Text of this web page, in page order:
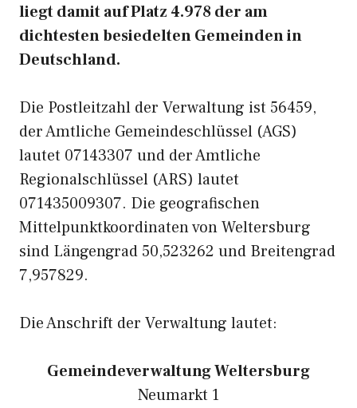
liegt damit auf Platz 4.978 der am
dichtesten besiedelten Gemeinden in
Deutschland.
Die Postleitzahl der Verwaltung ist 56459,
der Amtliche Gemeindeschlüssel (AGS)
lautet 07143307 und der Amtliche
Regionalschlüssel (ARS) lautet
071435009307. Die geografischen
Mittelpunktkoordinaten von Weltersburg
sind Längengrad 50,523262 und Breitengrad
7,957829.
Die Anschrift der Verwaltung lautet:
Gemeindeverwaltung Weltersburg
Neumarkt 1